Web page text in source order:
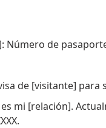
de
de [visitante] para
mi [relación].